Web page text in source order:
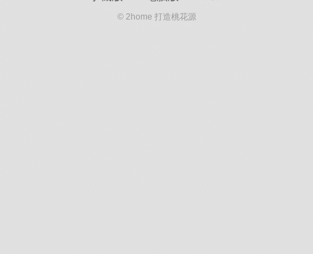
© 2home 打造桃花源